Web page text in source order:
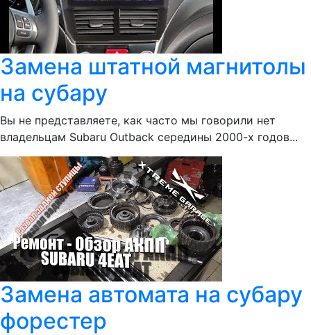
Замена штатной магнитолы
на субару
Вы не представляете, как часто мы говорили нет
владельцам Subaru Outback середины 2000-х годов...
Замена автомата на субару
форестер